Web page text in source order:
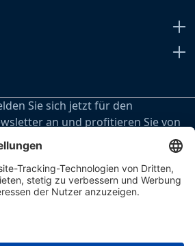
Sie sich jetzt für den
an und profitieren Sie von
regelmäßig erscheinenden